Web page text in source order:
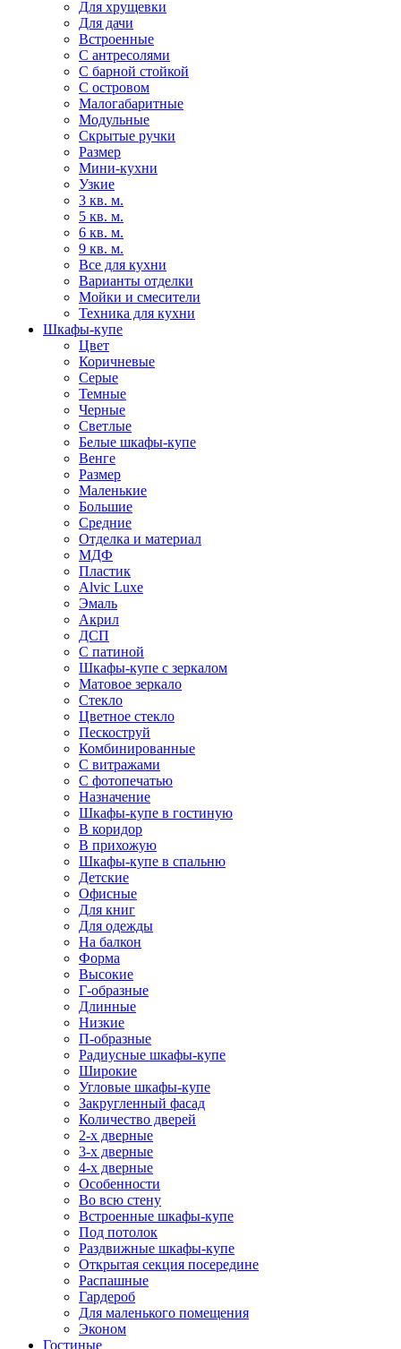
Для хрущевки
Для дачи
Встроенные
С антресолями
С барной стойкой
С островом
Малогабаритные
Модульные
Скрытые ручки
Размер
Мини-кухни
Узкие
3 кв. м.
5 кв. м.
6 кв. м.
9 кв. м.
Все для кухни
Варианты отделки
Мойки и смесители
Техника для кухни
Шкафы-купе
Цвет
Коричневые
Серые
Темные
Черные
Светлые
Белые шкафы-купе
Венге
Размер
Маленькие
Большие
Средние
Отделка и материал
МДФ
Пластик
Alvic Luxe
Эмаль
Акрил
ДСП
С патиной
Шкафы-купе с зеркалом
Матовое зеркало
Стекло
Цветное стекло
Пескоструй
Комбинированные
С витражами
С фотопечатью
Назначение
Шкафы-купе в гостиную
В коридор
В прихожую
Шкафы-купе в спальню
Детские
Офисные
Для книг
Для одежды
На балкон
Форма
Высокие
Г-образные
Длинные
Низкие
П-образные
Радиусные шкафы-купе
Широкие
Угловые шкафы-купе
Закругленный фасад
Количество дверей
2-х дверные
3-х дверные
4-х дверные
Особенности
Во всю стену
Встроенные шкафы-купе
Под потолок
Раздвижные шкафы-купе
Открытая секция посередине
Распашные
Гардероб
Для маленького помещения
Эконом
Гостиные